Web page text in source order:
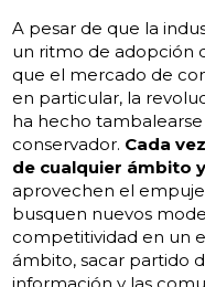
A pesar de que la
un ritmo de adopción
que el mercado de
en particular, la
ha hecho
conservador. Cada
de cualquier ámbito
aprovechen el
busquen nuevos
competitividad en un
ámbito, sacar partido